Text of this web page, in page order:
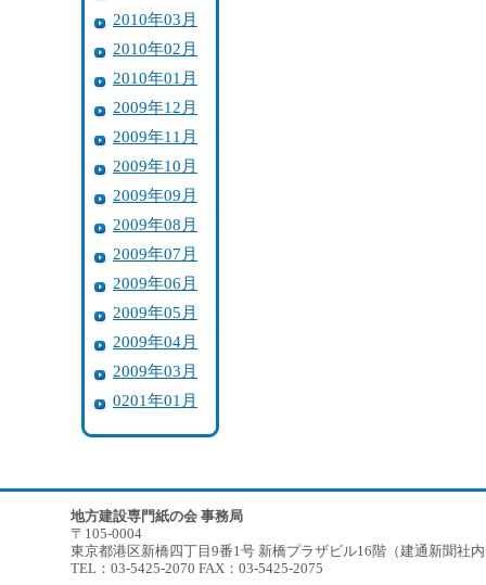
2010年03月
2010年02月
2010年01月
2009年12月
2009年11月
2009年10月
2009年09月
2009年08月
2009年07月
2009年06月
2009年05月
2009年04月
2009年03月
0201年01月
地方建設専門紙の会 事務局
〒105-0004
東京都港区新橋四丁目9番1号 新橋プラザビル16階（建通新聞社
TEL：03-5425-2070 FAX：03-5425-2075